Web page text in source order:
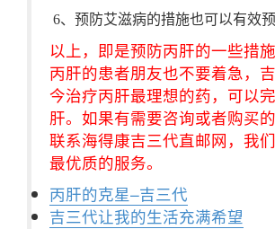
6、预防艾滋病的措施也可以有效预
以上，即是预防丙肝的一些措
丙肝的患者朋友也不要着急，
今治疗丙肝最理想的药，可以
肝。如果有需要咨询或者购买
联系海得康吉三代直邮网，我
最优质的服务。
丙肝的克星–吉三代
吉三代让我的生活充满希望